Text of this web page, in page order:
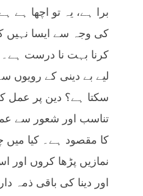
برا ہے، یہ تو اچھا ہے
کی وجہ سے ایسا نہیں
کرنا بہت نا درست
لیے بے دینی کے رویوں
سکتا ہے؟ دین پر عمل
تناسب اور شعور سے
کا مقصود ہے۔ کیا میں
نمازیں پڑھا کروں
اور دینا کی باقی ذمہ